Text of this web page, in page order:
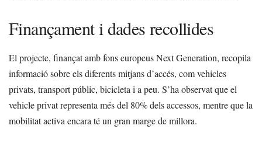
Finançament i dades recollides
El projecte, finançat amb fons europeus Next Generation, recopila
informació sobre els diferents mitjans d’accés, com vehicles
privats, transport públic, bicicleta i a peu. S’ha observat que el
vehicle privat representa més del 80% dels accessos, mentre que la
mobilitat activa encara té un gran marge de millora.